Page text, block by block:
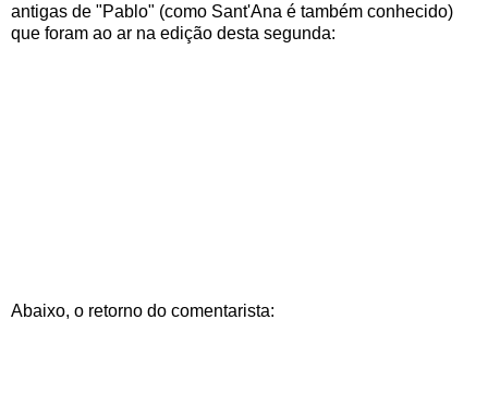
antigas de "Pablo" (como Sant'Ana é também conhecido)
que foram ao ar na edição desta segunda:
Abaixo, o retorno do comentarista: